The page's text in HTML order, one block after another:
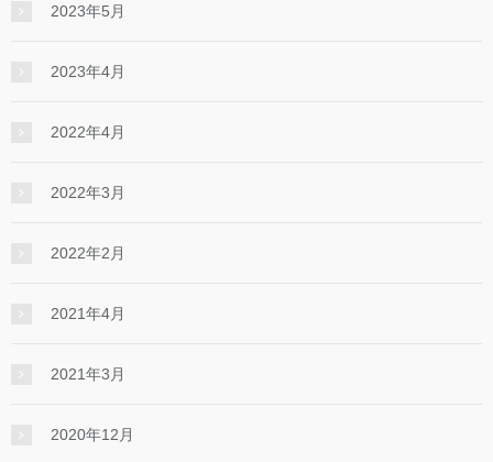
2023年5月
2023年4月
2022年4月
2022年3月
2022年2月
2021年4月
2021年3月
2020年12月